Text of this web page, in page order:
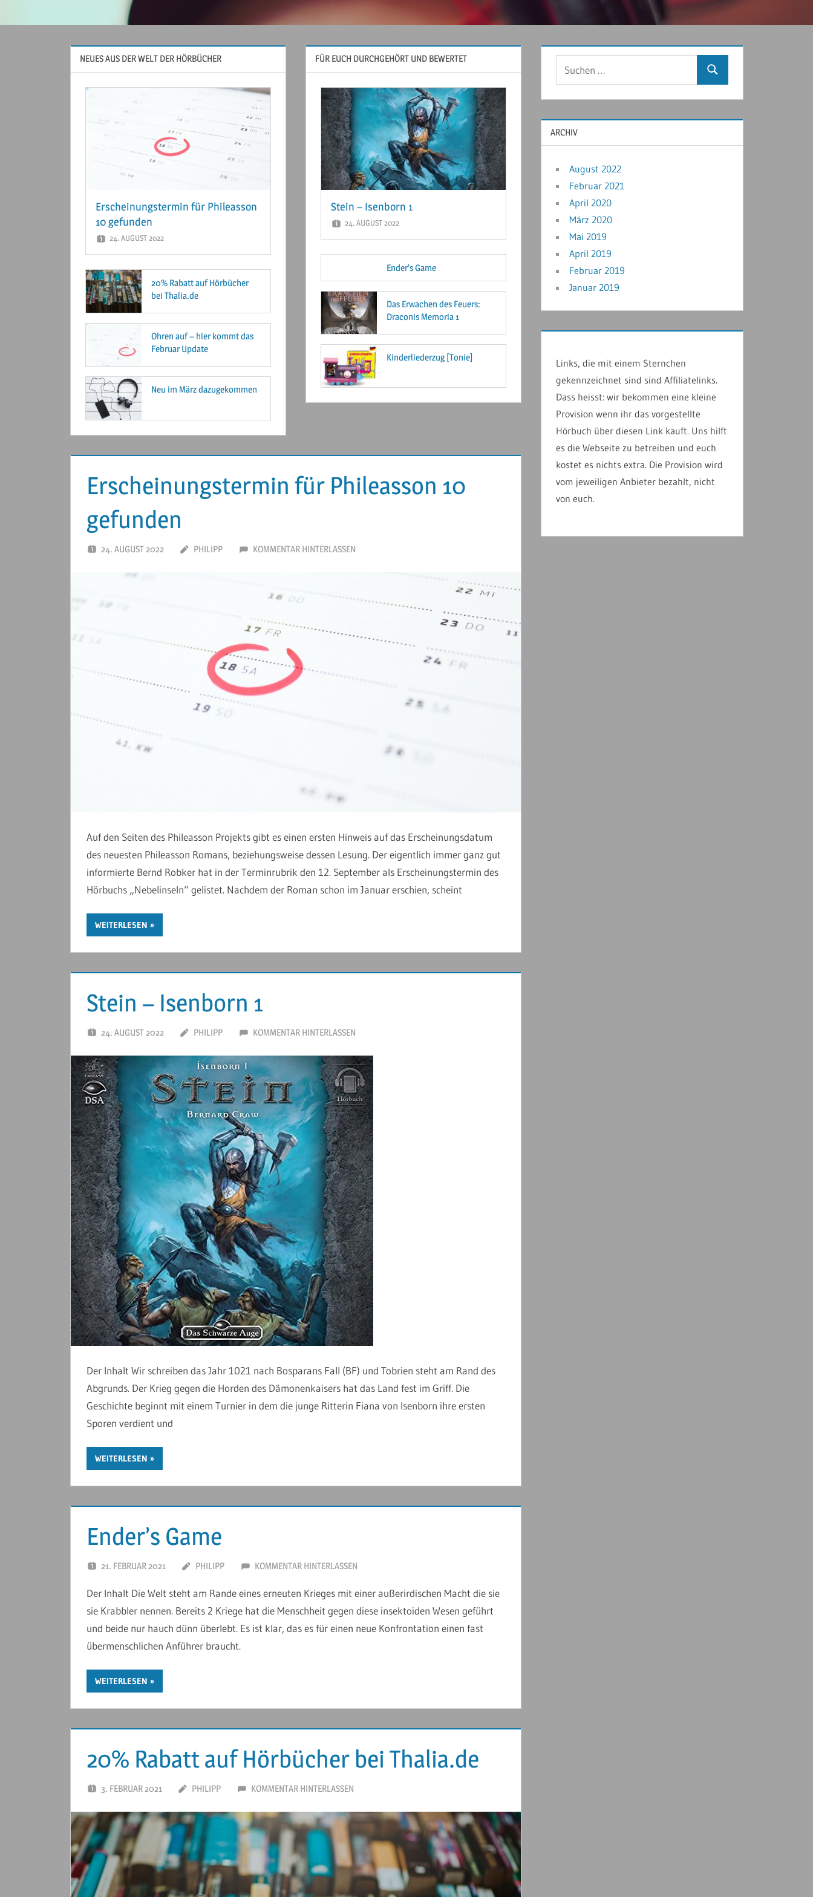
NEUES AUS DER WELT DER HÖRBÜCHER
Erscheinungstermin für Phileasson
10 gefunden
24. AUGUST 2022
20% Rabatt auf Hörbücher
bei Thalia.de
Ohren auf – hier kommt das
Februar Update
Neu im März dazugekommen
FÜR EUCH DURCHGEHÖRT UND BEWERTET
Stein – Isenborn 1
24. AUGUST 2022
Ender’s Game
Das Erwachen des Feuers:
Draconis Memoria 1
Kinderliederzug [Tonie]
Erscheinungstermin für Phileasson 10
gefunden
24. AUGUST 2022 PHILIPP KOMMENTAR HINTERLASSEN
Auf den Seiten des Phileasson Projekts gibt es einen ersten Hinweis auf das Erscheinungsdatum
des neuesten Phileasson Romans, beziehungsweise dessen Lesung. Der eigentlich immer ganz gut
informierte Bernd Robker hat in der Terminrubrik den 12. September als Erscheinungstermin des
Hörbuchs „Nebelinseln“ gelistet. Nachdem der Roman schon im Januar erschien, scheint
WEITERLESEN
Stein – Isenborn 1
24. AUGUST 2022 PHILIPP KOMMENTAR HINTERLASSEN
Der Inhalt Wir schreiben das Jahr 1021 nach Bosparans Fall (BF) und Tobrien steht am Rand des
Abgrunds. Der Krieg gegen die Horden des Dämonenkaisers hat das Land fest im Griff. Die
Geschichte beginnt mit einem Turnier in dem die junge Ritterin Fiana von Isenborn ihre ersten
Sporen verdient und
WEITERLESEN
Ender’s Game
21. FEBRUAR 2021 PHILIPP KOMMENTAR HINTERLASSEN
Der Inhalt Die Welt steht am Rande eines erneuten Krieges mit einer außerirdischen Macht die sie
sie Krabbler nennen. Bereits 2 Kriege hat die Menschheit gegen diese insektoiden Wesen geführt
und beide nur hauch dünn überlebt. Es ist klar, das es für einen neue Konfrontation einen fast
übermenschlichen Anführer braucht.
WEITERLESEN
20% Rabatt auf Hörbücher bei Thalia.de
3. FEBRUAR 2021 PHILIPP KOMMENTAR HINTERLASSEN
ARCHIV
August 2022
Februar 2021
April 2020
März 2020
Mai 2019
April 2019
Februar 2019
Januar 2019
Links, die mit einem Sternchen
gekennzeichnet sind sind Affiliatelinks.
Dass heisst: wir bekommen eine kleine
Provision wenn ihr das vorgestellte
Hörbuch über diesen Link kauft. Uns hilft
es die Webseite zu betreiben und euch
kostet es nichts extra. Die Provision wird
vom jeweiligen Anbieter bezahlt, nicht
von euch.